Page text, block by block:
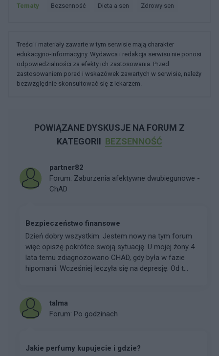
Tematy Bezsenność Dieta a sen Zdrowy sen
Treści i materiały zawarte w tym serwisie mają charakter
edukacyjno-informacyjny. Wydawca i redakcja serwisu nie ponosi
odpowiedzialności za efekty ich zastosowania. Przed
zastosowaniem porad i wskazówek zawartych w serwisie, należy
bezwzględnie skonsultować się z lekarzem.
POWIĄZANE DYSKUSJE NA FORUM Z
KATEGORII BEZSENNOŚĆ
partner82
Forum: Zaburzenia afektywne dwubiegunowe -
ChAD
Bezpieczeństwo finansowe
Dzień dobry wszystkim. Jestem nowy na tym forum
więc opiszę pokrótce swoją sytuację. U mojej żony 4
lata temu zdiagnozowano CHAD, gdy była w fazie
hipomanii. Wcześniej leczyła się na depresję. Od t...
talma
Forum: Po godzinach
Jakie perfumy kupujecie i gdzie?